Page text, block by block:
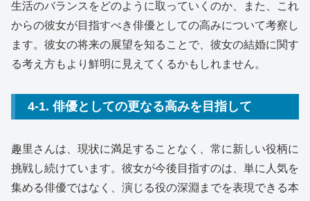
生活のバランスをどのように取っていくのか、また、これ
からの彼女が目指すべき俳優としての高みについて考察し
ます。彼女の将来の展望を知ることで、彼女の結婚に関す
る考え方もより鮮明に見えてくるかもしれません。
4-1. 俳優としての更なる高みを目指して
趣里さんは、現状に満足することなく、常に新しい役柄に
挑戦し続けています。彼女が今後目指すのは、単に人気を
集める俳優ではなく、演じる役の深淵までを表現できる本